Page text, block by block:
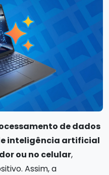
de dados
inteligência artificial
ou no celular,
Assim, a